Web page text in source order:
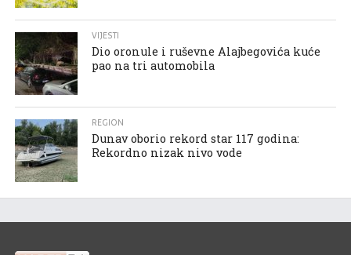
VIJESTI
Dio oronule i ruševne Alajbegovića kuće
pao na tri automobila
REGION
Dunav oborio rekord star 117 godina:
Rekordno nizak nivo vode